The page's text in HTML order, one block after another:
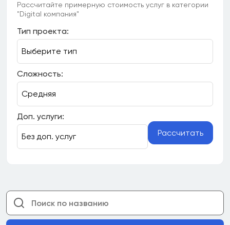
Рассчитайте примерную стоимость услуг в категории
"Digital компания"
Тип проекта:
Сложность:
Доп. услуги:
Рассчитать